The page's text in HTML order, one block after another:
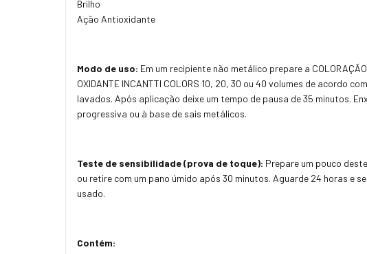
Brilho
Ação Antioxidante
Modo de uso: Em um recipiente não metálico prepare a
OXIDANTE INCANTTI COLORS 10, 20, 30 ou 40 volumes de acordo
lavados. Após aplicação deixe um tempo de pausa de 35 minutos.
progressiva ou à base de sais metálicos.
Teste de sensibilidade (prova de toque): Prepare um pouco
ou retire com um pano úmido após 30 minutos. Aguarde 24 horas e
usado.
Contém: